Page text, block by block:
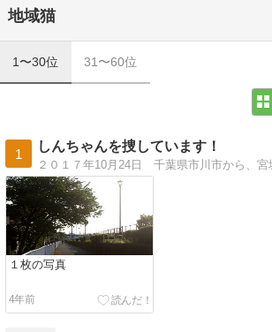
地域猫
1〜30位 31〜60位
1
しんちゃんを捜しています！
１枚の写真
4年前